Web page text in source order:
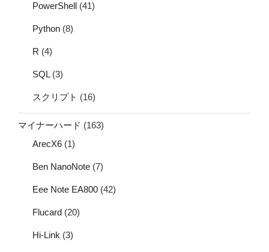
PowerShell (41)
Python (8)
R (4)
SQL(3)
スクリプト (16)
マイナーハード (163)
ArecX6 (1)
Ben NanoNote (7)
Eee Note EA800 (42)
Flucard (20)
Hi-Link (3)